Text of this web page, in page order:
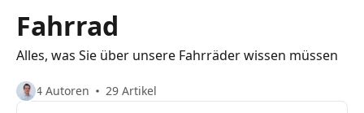
Fahrrad
Alles, was Sie über unsere Fahrräder wissen müssen
4 Autoren 29 Artikel